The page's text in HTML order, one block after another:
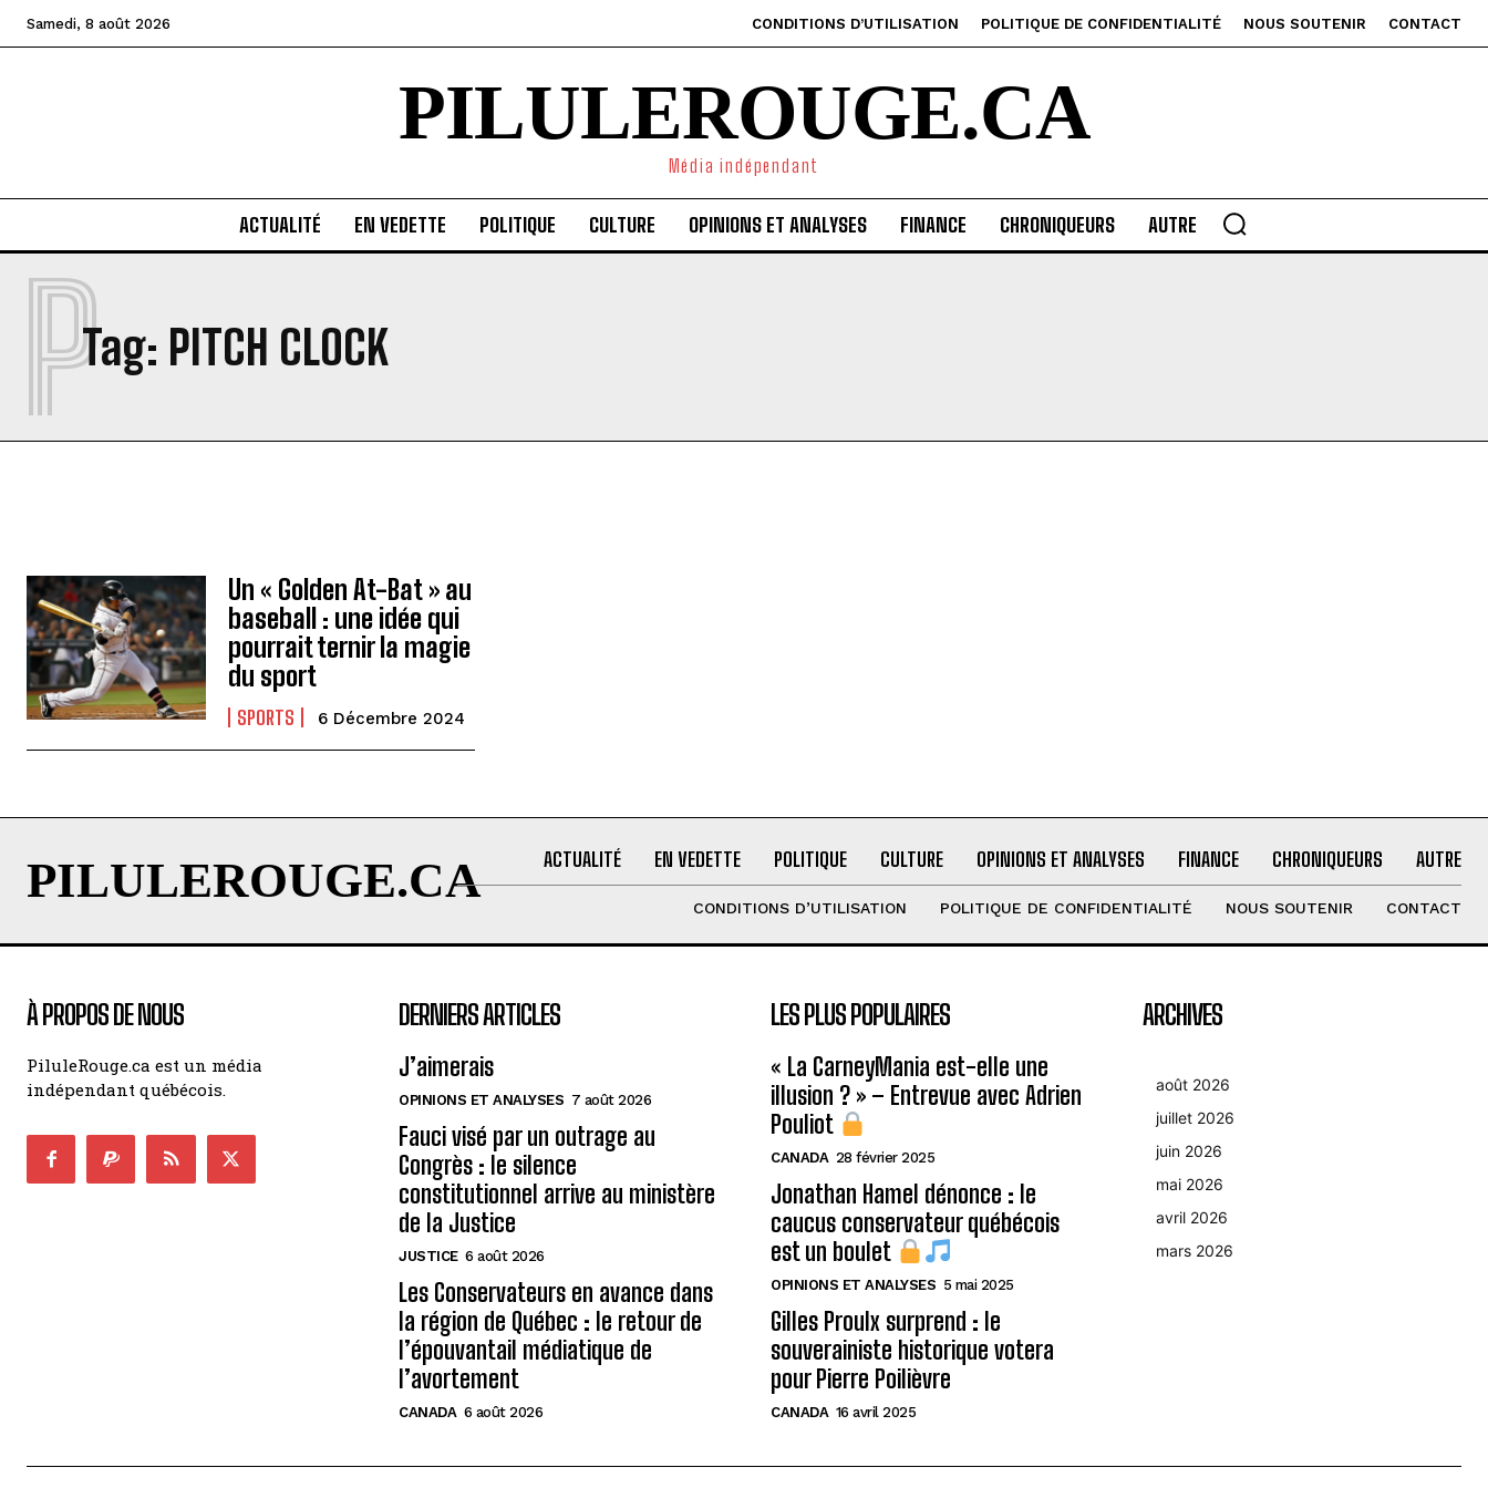
Samedi, 8 août 2026 CONDITIONS D’UTILISATION POLITIQUE DE CONFIDENTIALITÉ NOUS SOUTENIR CONTACT
PILULEROUGE.CA
Média indépendant
ACTUALITÉ EN VEDETTE POLITIQUE CULTURE OPINIONS ET ANALYSES FINANCE CHRONIQUEURS AUTRE
Tag: PITCH CLOCK
P
Un « Golden At-Bat » au
baseball : une idée qui
pourrait ternir la magie
du sport
SPORTS 6 Décembre 2024
PILULEROUGE.CA ACTUALITÉ EN VEDETTE POLITIQUE CULTURE OPINIONS ET ANALYSES FINANCE CHRONIQUEURS AUTRE
CONDITIONS D’UTILISATION POLITIQUE DE CONFIDENTIALITÉ NOUS SOUTENIR CONTACT
À PROPOS DE NOUS
PiluleRouge.ca est un média
indépendant québécois.
DERNIERS ARTICLES
J’aimerais
OPINIONS ET ANALYSES 7 août 2026
Fauci visé par un outrage au
Congrès : le silence
constitutionnel arrive au ministère
de la Justice
JUSTICE 6 août 2026
Les Conservateurs en avance dans
la région de Québec : le retour de
l’épouvantail médiatique de
l’avortement
CANADA 6 août 2026
LES PLUS POPULAIRES
« La CarneyMania est-elle une
illusion ? » – Entrevue avec Adrien
Pouliot
CANADA 28 février 2025
Jonathan Hamel dénonce : le
caucus conservateur québécois
est un boulet
OPINIONS ET ANALYSES 5 mai 2025
Gilles Proulx surprend : le
souverainiste historique votera
pour Pierre Poilièvre
CANADA 16 avril 2025
ARCHIVES
août 2026
juillet 2026
juin 2026
mai 2026
avril 2026
mars 2026